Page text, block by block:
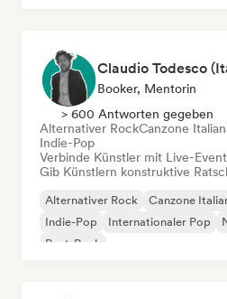
Claudio Todesco
Booker, Mentorin
> 600 Antworten gegeben
Alternativer RockCanzone
Indie-Pop
Verbinde Künstler mit Live-
Gib Künstlern konstruktive
Alternativer Rock Canzone
Indie-Pop
Internationaler Pop
Post-Rock